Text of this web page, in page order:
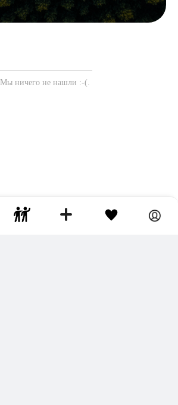
Мы ничего не нашли :-(.